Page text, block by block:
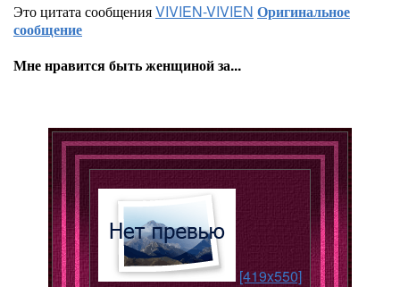
Это цитата сообщенияVIVIEN-VIVIEN Оригинальное
сообщение
Мне нравится быть женщиной за...
[419x550]